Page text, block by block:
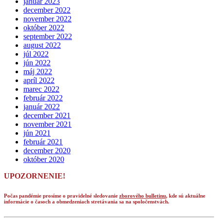
december 2022
november 2022
október 2022
september 2022
august 2022
júl 2022
jún 2022
máj 2022
apríl 2022
marec 2022
február 2022
január 2022
december 2021
november 2021
jún 2021
február 2021
december 2020
október 2020
UPOZORNENIE!
Počas pandémie prosíme o pravidelné sledovanie zborového bulletinu, kde sú aktuálne
informácie o časoch a obmedzeniach stretávania sa na spoločenstvách.